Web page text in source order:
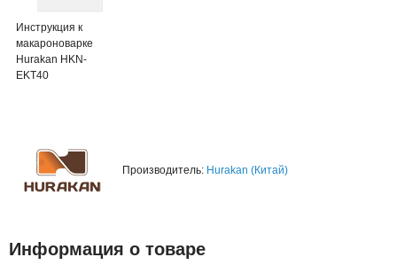
Инструкция к
макароноварке
Hurakan HKN-
EKT40
Производитель: Hurakan (Китай)
Информация о товаре